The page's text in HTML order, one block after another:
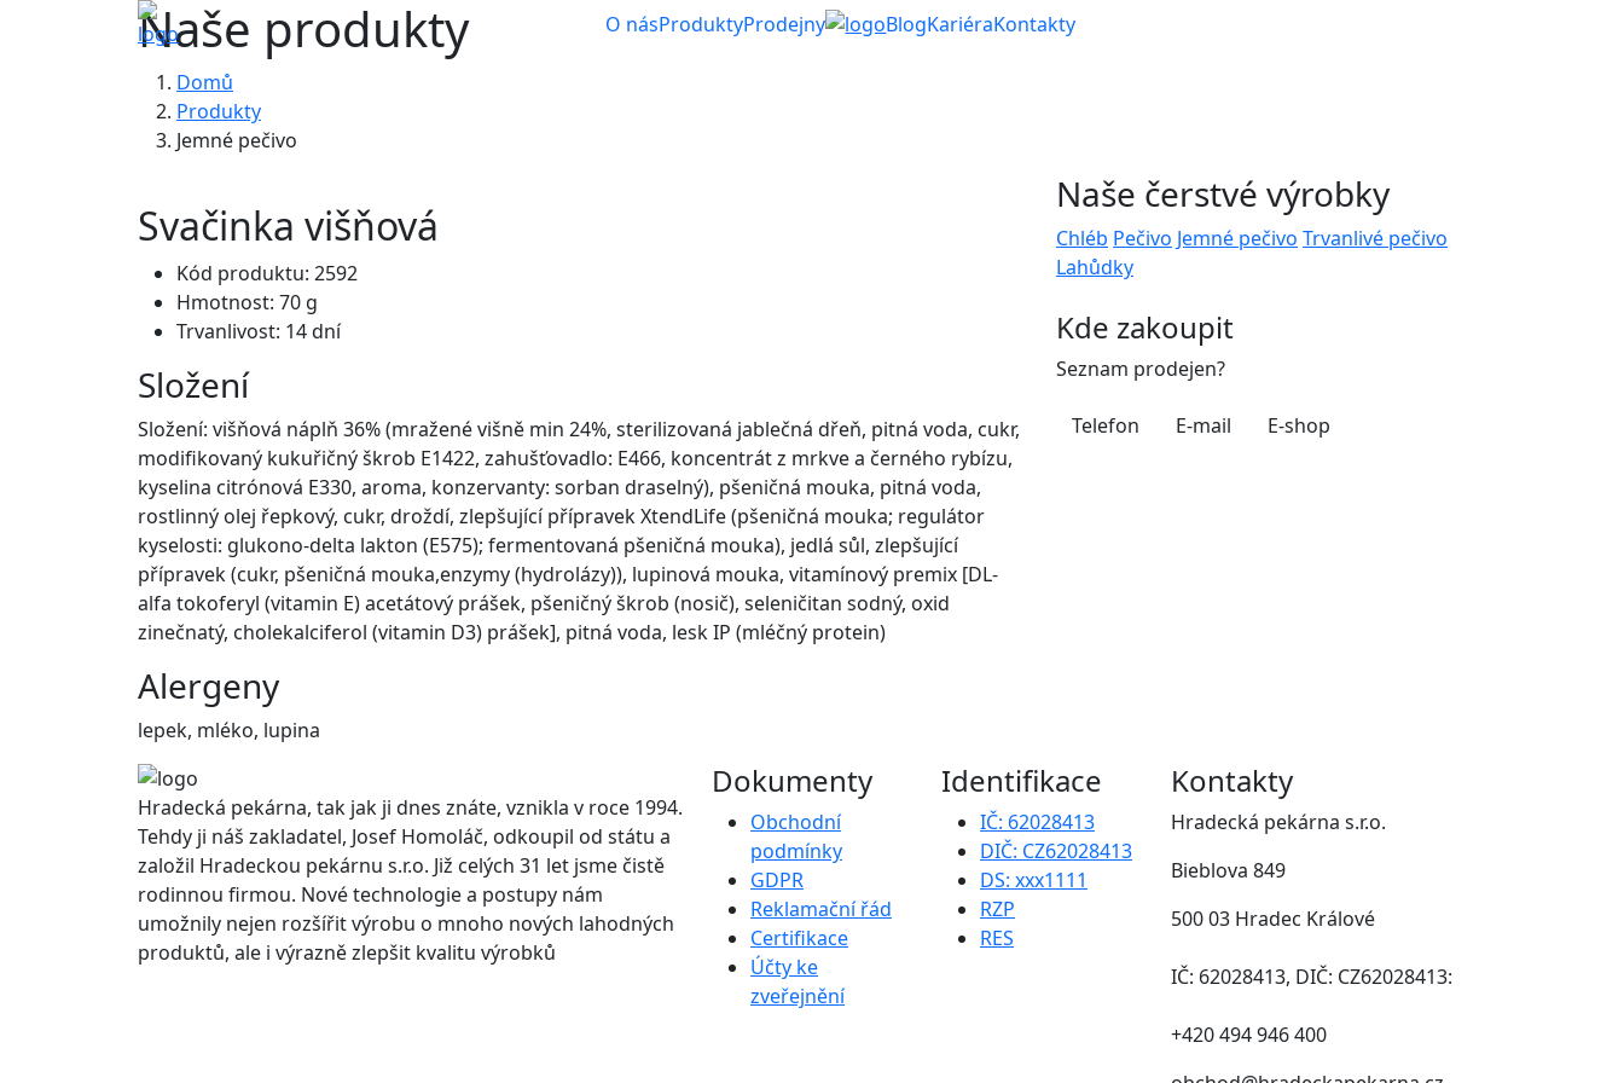
O násProduktyProdejny BlogKariéraKontakty
Naše produkty
Domů
Produkty
Jemné pečivo
Svačinka višňová
Kód produktu: 2592
Hmotnost: 70 g
Trvanlivost: 14 dní
Složení
Složení: višňová náplň 36% (mražené višně min 24%, sterilizovaná jablečná dřeň, pitná voda, cukr,
modifikovaný kukuřičný škrob E1422, zahušťovadlo: E466, koncentrát z mrkve a černého rybízu,
kyselina citrónová E330, aroma, konzervanty: sorban draselný), pšeničná mouka, pitná voda,
rostlinný olej řepkový, cukr, droždí, zlepšující přípravek XtendLife (pšeničná mouka; regulátor
kyselosti: glukono-delta lakton (E575); fermentovaná pšeničná mouka), jedlá sůl, zlepšující
přípravek (cukr, pšeničná mouka,enzymy (hydrolázy)), lupinová mouka, vitamínový premix [DL-
alfa tokoferyl (vitamin E) acetátový prášek, pšeničný škrob (nosič), seleničitan sodný, oxid
zinečnatý, cholekalciferol (vitamin D3) prášek], pitná voda, lesk IP (mléčný protein)
Alergeny
lepek, mléko, lupina
Naše čerstvé výrobky
Chléb Pečivo Jemné pečivo Trvanlivé pečivo
Lahůdky
Kde zakoupit
Seznam prodejen?
Telefon E-mail E-shop
Hradecká pekárna, tak jak ji dnes znáte, vznikla v roce 1994.
Tehdy ji náš zakladatel, Josef Homoláč, odkoupil od státu a
založil Hradeckou pekárnu s.r.o. Již celých 31 let jsme čistě
rodinnou firmou. Nové technologie a postupy nám
umožnily nejen rozšířit výrobu o mnoho nových lahodných
produktů, ale i výrazně zlepšit kvalitu výrobků
Dokumenty
Obchodní
podmínky
GDPR
Reklamační řád
Certifikace
Účty ke
zveřejnění
Identifikace
IČ: 62028413
DIČ: CZ62028413
DS: xxx1111
RZP
RES
Kontakty
Hradecká pekárna s.r.o.
Bieblova 849
500 03 Hradec Králové
IČ: 62028413, DIČ: CZ62028413:
+420 494 946 400